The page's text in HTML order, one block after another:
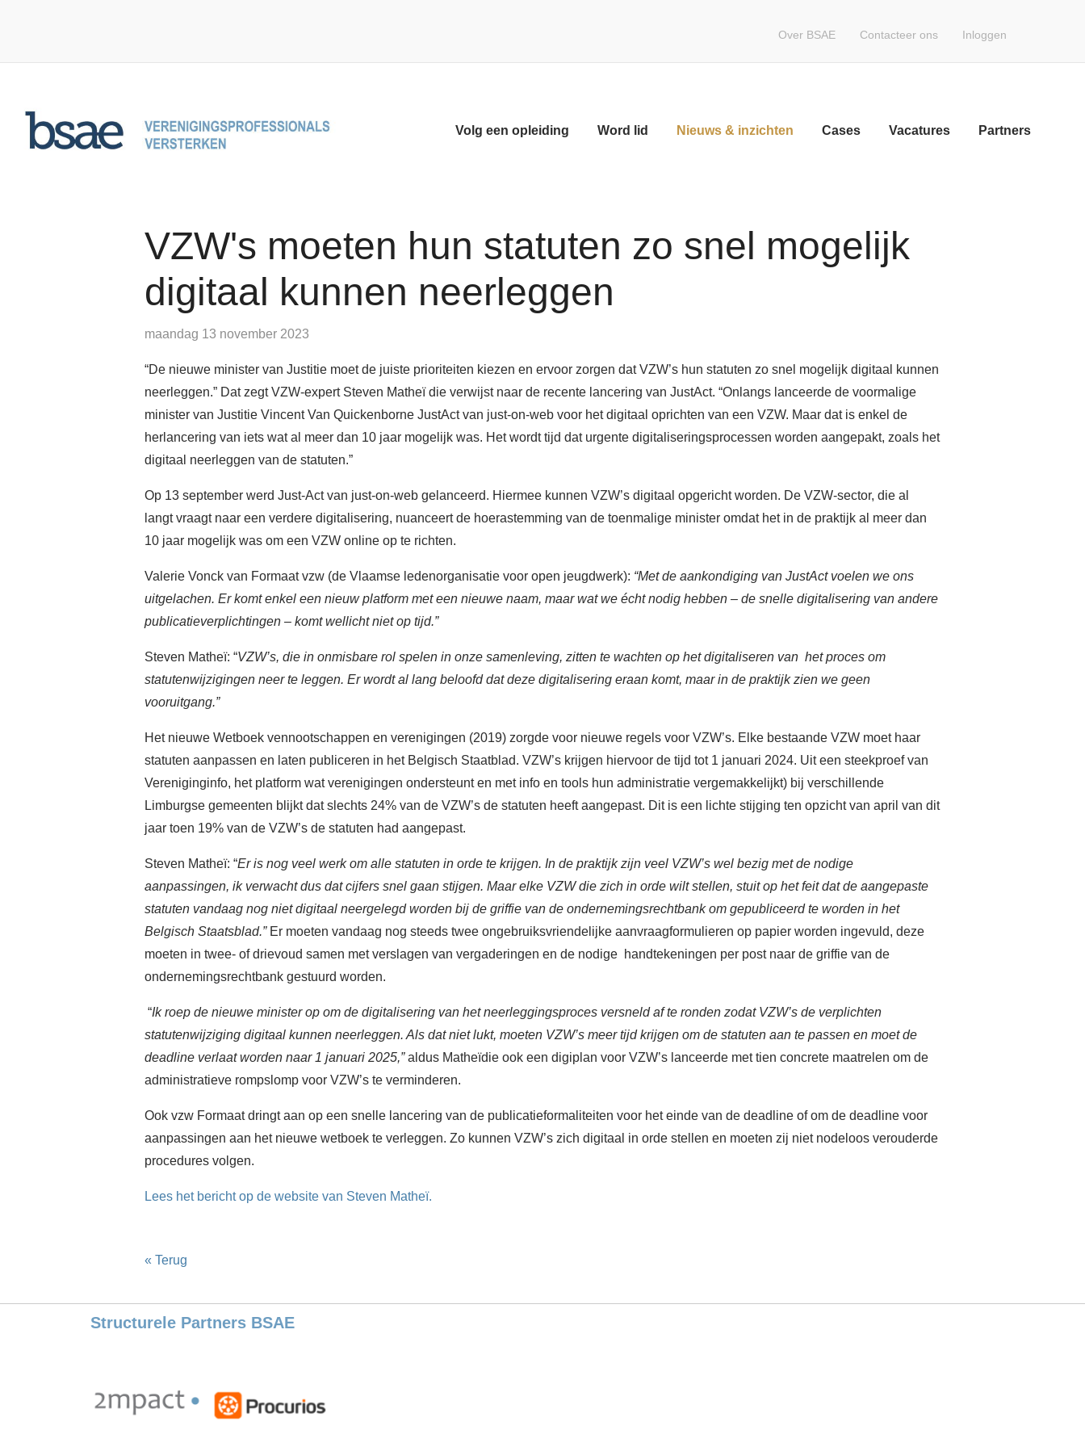
Volg een opleiding Word lid Nieuws & inzichten Cases Vacatures Partners
Over BSAE Contacteer ons Inloggen
VZW's moeten hun statuten zo snel mogelijk
digitaal kunnen neerleggen
maandag 13 november 2023
“De nieuwe minister van Justitie moet de juiste prioriteiten kiezen en ervoor zorgen dat VZW’s hun statuten zo snel mogelijk digitaal kunnen
neerleggen.” Dat zegt VZW-expert Steven Matheï die verwijst naar de recente lancering van JustAct. “Onlangs lanceerde de voormalige
minister van Justitie Vincent Van Quickenborne JustAct van just-on-web voor het digitaal oprichten van een VZW. Maar dat is enkel de
herlancering van iets wat al meer dan 10 jaar mogelijk was. Het wordt tijd dat urgente digitaliseringsprocessen worden aangepakt, zoals het
digitaal neerleggen van de statuten.”
Op 13 september werd Just-Act van just-on-web gelanceerd. Hiermee kunnen VZW’s digitaal opgericht worden. De VZW-sector, die al
langt vraagt naar een verdere digitalisering, nuanceert de hoerastemming van de toenmalige minister omdat het in de praktijk al meer dan
10 jaar mogelijk was om een VZW online op te richten.
Valerie Vonck van Formaat vzw (de Vlaamse ledenorganisatie voor open jeugdwerk): “Met de aankondiging van JustAct voelen we ons
uitgelachen. Er komt enkel een nieuw platform met een nieuwe naam, maar wat we écht nodig hebben – de snelle digitalisering van andere
publicatieverplichtingen – komt wellicht niet op tijd.”
Steven Matheï: “VZW’s, die in onmisbare rol spelen in onze samenleving, zitten te wachten op het digitaliseren van het proces om
statutenwijzigingen neer te leggen. Er wordt al lang beloofd dat deze digitalisering eraan komt, maar in de praktijk zien we geen
vooruitgang.”
Het nieuwe Wetboek vennootschappen en verenigingen (2019) zorgde voor nieuwe regels voor VZW’s. Elke bestaande VZW moet haar
statuten aanpassen en laten publiceren in het Belgisch Staatblad. VZW’s krijgen hiervoor de tijd tot 1 januari 2024. Uit een steekproef van
Vereniginginfo, het platform wat verenigingen ondersteunt en met info en tools hun administratie vergemakkelijkt) bij verschillende
Limburgse gemeenten blijkt dat slechts 24% van de VZW’s de statuten heeft aangepast. Dit is een lichte stijging ten opzicht van april van dit
jaar toen 19% van de VZW’s de statuten had aangepast.
Steven Matheï: “Er is nog veel werk om alle statuten in orde te krijgen. In de praktijk zijn veel VZW’s wel bezig met de nodige
aanpassingen, ik verwacht dus dat cijfers snel gaan stijgen. Maar elke VZW die zich in orde wilt stellen, stuit op het feit dat de aangepaste
statuten vandaag nog niet digitaal neergelegd worden bij de griffie van de ondernemingsrechtbank om gepubliceerd te worden in het
Belgisch Staatsblad.” Er moeten vandaag nog steeds twee ongebruiksvriendelijke aanvraagformulieren op papier worden ingevuld, deze
moeten in twee- of drievoud samen met verslagen van vergaderingen en de nodige handtekeningen per post naar de griffie van de
ondernemingsrechtbank gestuurd worden.
“Ik roep de nieuwe minister op om de digitalisering van het neerleggingsproces versneld af te ronden zodat VZW’s de verplichten
statutenwijziging digitaal kunnen neerleggen. Als dat niet lukt, moeten VZW’s meer tijd krijgen om de statuten aan te passen en moet de
deadline verlaat worden naar 1 januari 2025,”aldus Matheïdie ook een digiplan voor VZW’s lanceerde met tien concrete maatrelen om de
administratieve rompslomp voor VZW’s te verminderen.
Ook vzw Formaat dringt aan op een snelle lancering van de publicatieformaliteiten voor het einde van de deadline of om de deadline voor
aanpassingen aan het nieuwe wetboek te verleggen. Zo kunnen VZW’s zich digitaal in orde stellen en moeten zij niet nodeloos verouderde
procedures volgen.
Lees het bericht op de website van Steven Matheï.
« Terug
Structurele Partners BSAE
Volg een opleiding
Contact
Account